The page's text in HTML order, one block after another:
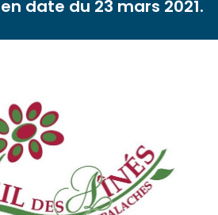
en date du 23 mars 2021.